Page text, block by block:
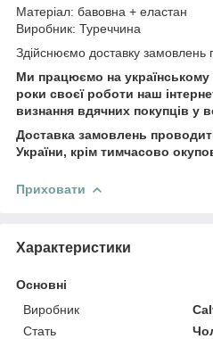
Матеріал: бавовна + еластан
Виробник: Туреччина
Здійснюємо доставку замовлень
Ми працюємо на українському
роки своєї роботи наш
визнання вдячних покупців у
Доставка замовлень
України, крім тимчасово
Приховати
Характеристики
Основні
Виробник
Стать